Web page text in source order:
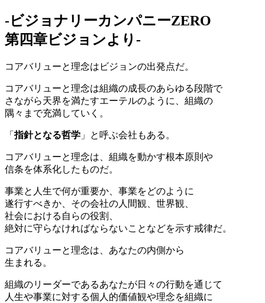
-ビジョナリーカンパニーZERO
第四章ビジョンより-
コアバリューと理念はビジョンの出発点だ。
コアバリューと理念は組織の成長のあらゆる段階で
さながら天界を満たすエーテルのように、組織の
隅々まで充満していく。
「指針となる哲学 」と呼ぶ会社もある。
コアバリューと理念は、組織を動かす根本原則や
信条を体系化したものだ。
事業と人生で何が重要か、事業をどのように
遂行すべきか、その会社の人間観、世界観、
社会における自らの役割、
絶対に守らなければならないことなどを示す戒律だ。
コアバリューと理念は、あなたの内側から
生まれる。
組織のリーダーであるあなたが日々の行動を通じて
人生や事業に対する個人的価値観や理念を組織に